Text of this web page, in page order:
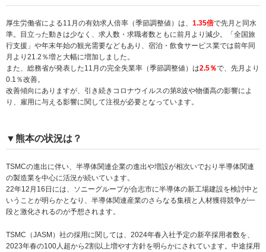
厚生労働省による11月の有効求人倍率（季節調整値）は、 1.35倍で先月と同水
準。目立った動きは少なく、求人数・求職者数ともに前月より減少。「全国旅
行支援」や年末年始の観光需要などもあり、宿泊・飲食サービス業では前年同
月より21.2％増と大幅に増加しました。
また、総務省が発表した11月の完全失業率（季節調整値）は2.5％で、先月より
0.1％改善。
改善傾向にありますが、引き続きコロナウイルスの第8波や物価高の影響によ
り、雇用に与える影響に関して注視が必要となっています。
▼熊本の状況は？
TSMCの進出に伴い、半導体関連企業の進出や増設が相次いでおり半導体関連
の製造業を中心に活況が続いています。
22年12月16日には、ソニーグループが合志市に半導体の新工場建設を検討中と
いうことが明らかとなり、半導体関連産業のさらなる集積と人材獲得競争が一
段と激化されるのが予想されます。
TSMC（JASM）社の採用に関しては、2024年春入社予定の新卒採用者数を、
2023年春の100人超から2割以上増やす方針を明らかにされています。中途採用